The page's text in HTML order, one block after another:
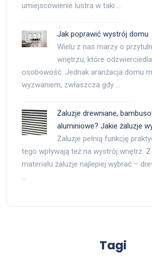
umiejscowienie lustra w taki …
Jak poprawić wystrój domu
Wielu z nas marzy o
wnętrzu, które
osobowość. Jednak aranżacja domu
wyzwaniem, zwłaszcza gdy …
Żaluzje drewniane,
aluminiowe? Jakie żaluzje
Żaluzje pełnią funkcję
tego wpływają też na wystrój wnętrz.
materiału żaluzje najlepiej wybrać –
…
Tagi